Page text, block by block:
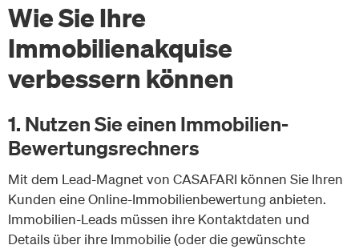
Wie Sie Ihre
Immobilienakquise
verbessern können
1. Nutzen Sie einen Immobilien-
Bewertungsrechners
Mit dem Lead-Magnet von CASAFARI können Sie Ihren
Kunden eine Online-Immobilienbewertung anbieten.
Immobilien-Leads müssen ihre Kontaktdaten und
Details über ihre Immobilie (oder die gewünschte